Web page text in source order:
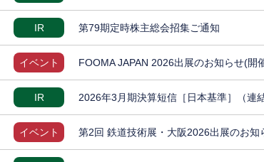
IR 第79期定時株主総会招集ご通知
イベント FOOMA JAPAN 2026出展のお知らせ(開
IR 2026年3月期決算短信［日本基準］（連結
イベント 第2回 鉄道技術展・大阪2026出展のお知